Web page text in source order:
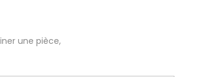
une pièce,